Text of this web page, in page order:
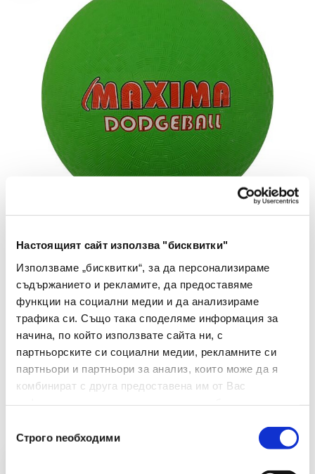
Настоящият сайт използва "бисквитки"
Използваме „бисквитки“, за да персонализираме
съдържанието и рекламите, да предоставяме
функции на социални медии и да анализираме
трафика си. Също така споделяме информация за
начина, по който използвате сайта ни, с
партньорските си социални медии, рекламните си
партньори и партньори за анализ, които може да я
комбинират с друга предоставена им от Вас
наСтрого nеобходими
Maxima
топка за народна топка-доджбол гумена 8.5
инча
€ 8.18 без ДДС
15.99 лв. без ДДС
- +
Купи